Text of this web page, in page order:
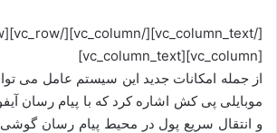
[vc_column][vc_column_text]
از جمله امکانات جدید این سیستم عامل می
موبایلی پی کش اشاره کرد که با پیام رسان
و انتقال سریع پول در محیط پیام رسان